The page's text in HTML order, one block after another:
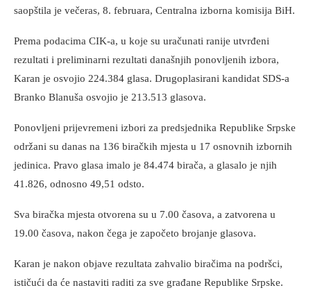
saopštila je večeras, 8. februara, Centralna izborna komisija BiH.
Prema podacima CIK-a, u koje su uračunati ranije utvrđeni
rezultati i preliminarni rezultati današnjih ponovljenih izbora,
Karan je osvojio 224.384 glasa. Drugoplasirani kandidat SDS-a
Branko Blanuša osvojio je 213.513 glasova.
Ponovljeni prijevremeni izbori za predsjednika Republike Srpske
održani su danas na 136 biračkih mjesta u 17 osnovnih izbornih
jedinica. Pravo glasa imalo je 84.474 birača, a glasalo je njih
41.826, odnosno 49,51 odsto.
Sva biračka mjesta otvorena su u 7.00 časova, a zatvorena u
19.00 časova, nakon čega je započeto brojanje glasova.
Karan je nakon objave rezultata zahvalio biračima na podršci,
ističući da će nastaviti raditi za sve građane Republike Srpske.